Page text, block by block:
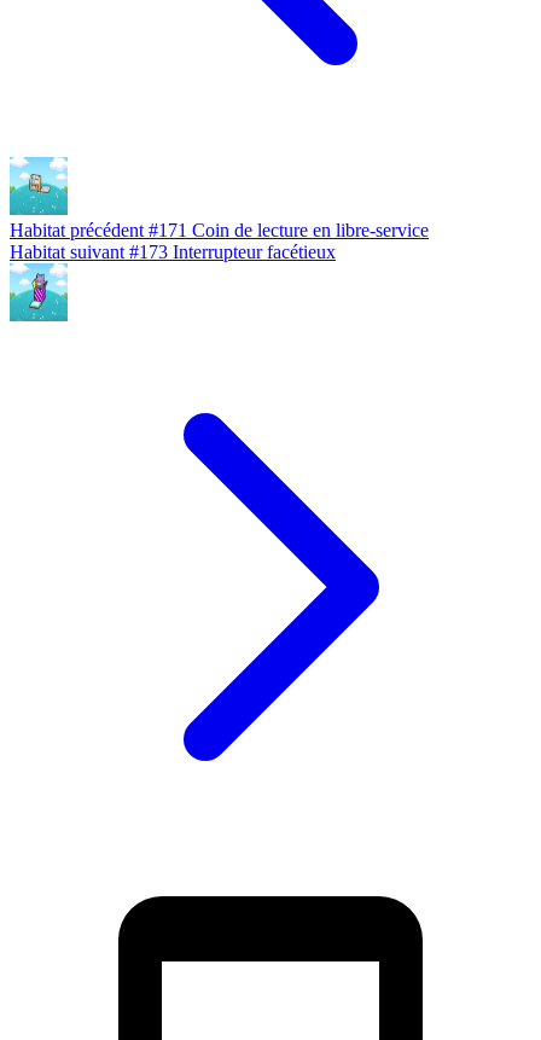
Habitat précédent #171 Coin de lecture en libre-service
Habitat suivant #173 Interrupteur facétieux